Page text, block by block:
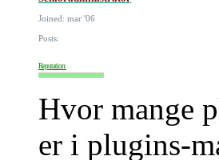
Joined: mar '06
Posts:
Reputation:
Hvor mange
er i plugins-